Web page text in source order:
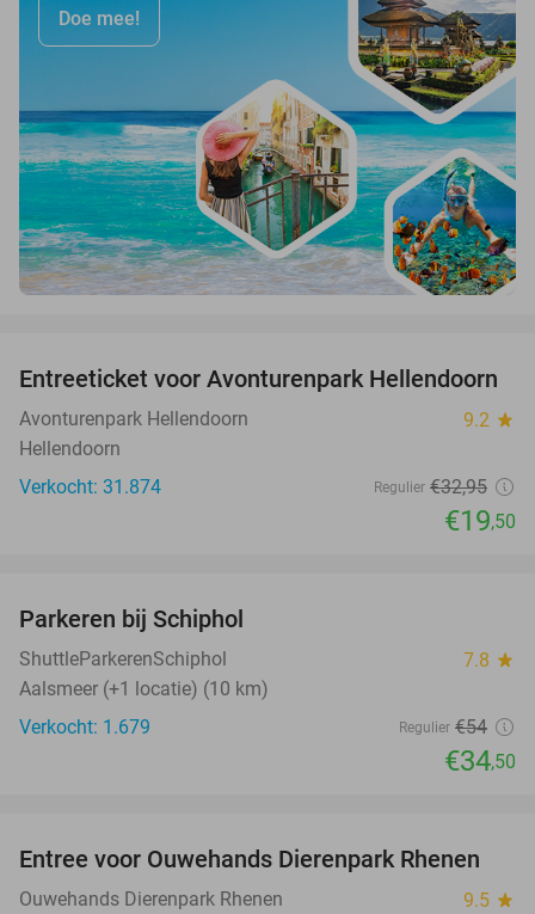
Doe mee!
41%
Entreeticket voor Avonturenpark Hellendoorn
Avonturenpark Hellendoorn 9.2 star
Hellendoorn
Verkocht: 31.874
Regulier €32,95
€19,50
Parkeren bij Schiphol
ShuttleParkerenSchiphol 7.8 star
Aalsmeer (+1 locatie) (10 km)
Verkocht: 1.679
Regulier €54
€34,50
19%
Entree voor Ouwehands Dierenpark Rhenen
Ouwehands Dierenpark Rhenen 9.5 star